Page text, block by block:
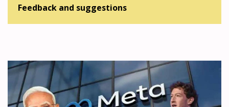
Feedback and suggestions